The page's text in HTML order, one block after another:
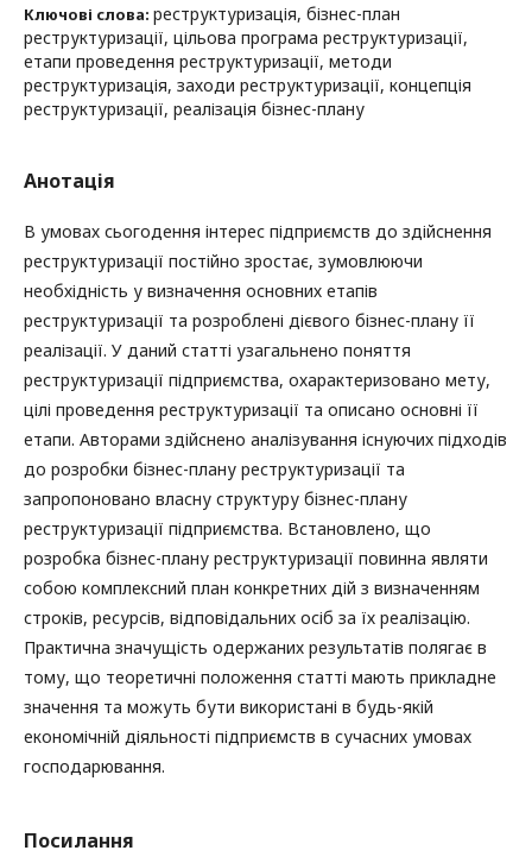
Ключові слова: реструктуризація, бізнес-план
реструктуризації, цільова програма реструктуризації,
етапи проведення реструктуризації, методи
реструктуризація, заходи реструктуризації, концепція
реструктуризації, реалізація бізнес-плану
Анотація
В умовах сьогодення інтерес підприємств до здійснення
реструктуризації постійно зростає, зумовлюючи
необхідність у визначення основних етапів
реструктуризації та розроблені дієвого бізнес-плану її
реалізації. У даний статті узагальнено поняття
реструктуризації підприємства, охарактеризовано мету,
цілі проведення реструктуризації та описано основні її
етапи. Авторами здійснено аналізування існуючих підходів
до розробки бізнес-плану реструктуризації та
запропоновано власну структуру бізнес-плану
реструктуризації підприємства. Встановлено, що
розробка бізнес-плану реструктуризації повинна являти
собою комплексний план конкретних дій з визначенням
строків, ресурсів, відповідальних осіб за їх реалізацію.
Практична значущість одержаних результатів полягає в
тому, що теоретичні положення статті мають прикладне
значення та можуть бути використані в будь-якій
економічній діяльності підприємств в сучасних умовах
господарювання.
Посилання